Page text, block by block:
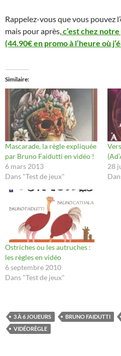
Rappelez-vous que vous pouvez
mais pour après,c’est chez
(44.90€ en promo à l’heure où
Similaire
Mascarade, la règle expliquée
par Bruno Faidutti en vidéo !
6 mars 2013
Dans "Test de jeux"
28
Ostriches ou les autruches :
les règles en vidéo
6 septembre 2010
Dans "Test de jeux"
3 À 6 JOUEURS BRUNO FAIDUTTI
VIDÉORÈGLE